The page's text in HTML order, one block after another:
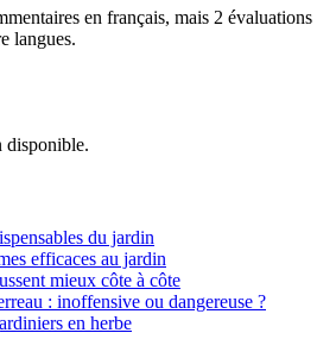
en français, mais 2 évaluations
langues.
disponible.
du jardin
efficaces au jardin
mieux côte à côte
: inoffensive ou dangereuse ?
en herbe